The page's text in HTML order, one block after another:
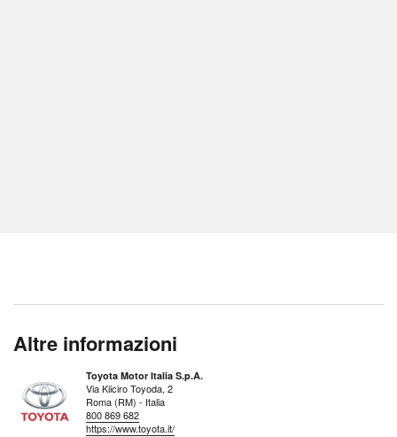
Altre informazioni
Toyota Motor Italia S.p.A.
Via Kiiciro Toyoda, 2
Roma (RM) - Italia
800 869 682
https://www.toyota.it/